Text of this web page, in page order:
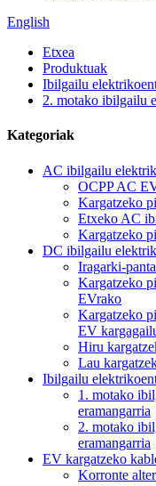
English
Etxea
Produktuak
Ibilgailu
2. motako ibilgailu
Kategoriak
AC ibilgailu
OCPP AC
Kargatzeko
Etxeko AC
Kargatzeko
DC ibilgailu
Iragarki-
Kargatzeko
EVrako
Kargatzeko
EV
Hiru
Lau
Ibilgailu
1. motako
eramangarria
2. motako
eramangarria
EV kargatzeko
Korronte